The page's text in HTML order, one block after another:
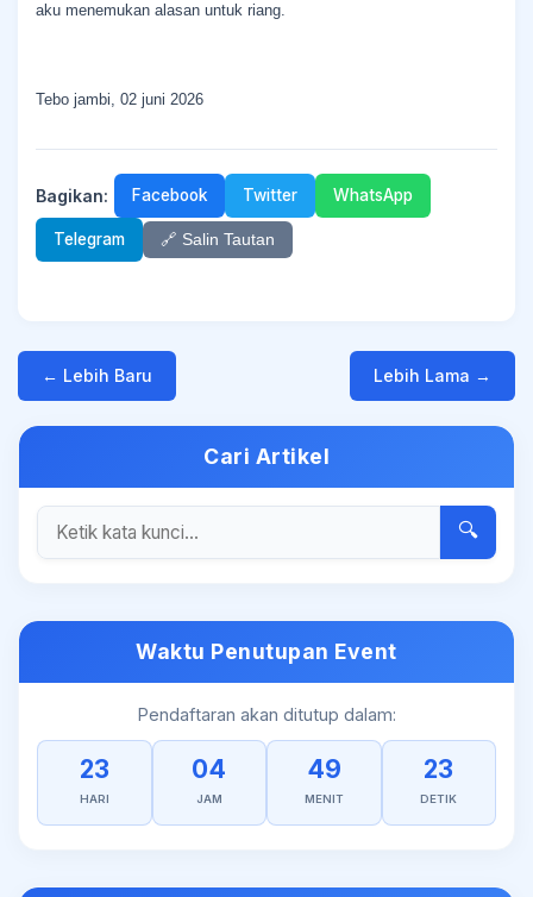
aku menemukan alasan untuk riang.
Tebo jambi, 02 juni 2026
Bagikan: Facebook Twitter WhatsApp
Telegram 🔗 Salin Tautan
← Lebih Baru Lebih Lama →
Cari Artikel
🔍
Waktu Penutupan Event
Pendaftaran akan ditutup dalam:
23
HARI
04
JAM
49
MENIT
23
DETIK